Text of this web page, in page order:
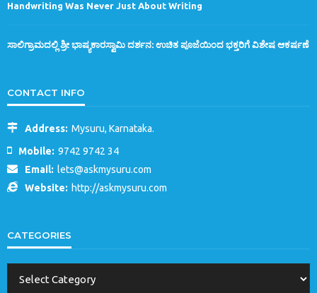
Handwriting Was Never Just About Writing
ಸಾಲಿಗ್ರಾಮದಲ್ಲಿ ಶ್ರೀ ಭಾಷ್ಯಕಾರಸ್ವಾಮಿ ದರ್ಶನ: ಉಚಿತ ಪೂಜೆಯಿಂದ ಭಕ್ತರಿಗೆ ವಿಶೇಷ ಆಕರ್ಷಣೆ
CONTACT INFO
Address: Mysuru, Karnataka.
Mobile: 9742 9742 34
Email: lets@askmysuru.com
Website: http://askmysuru.com
CATEGORIES